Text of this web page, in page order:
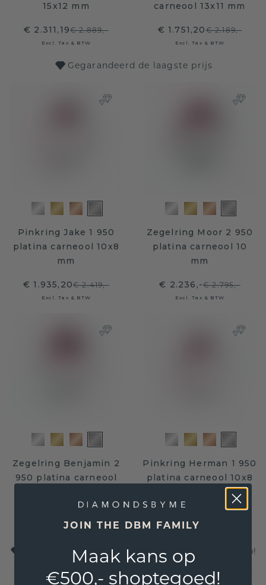
15x12 mm
€ 2.311,19€ 2.889,-
Excl. Tax & BTW
carneool 13x11 mm
€ 1.751,20€ 2.189,-
Excl. Tax & BTW
Gegarandeerd de laagste prijs
Pinkring Jake 1 950
platina carneool 10x8
mm
€ 1.935,20€ 2.419,-
Excl. Tax & BTW
Zegelring Moor 2 950
platina carneool 10
mm
€ 2.236,-€ 2.795,-
Excl. Tax & BTW
Zegelring Benjamin 2
950 platina carneool
Excl. Tax & BTW
Pinkring Herman 1 950
platina carneool 10x8
Excl. Tax & BTW
Wij vervaardigen ook uw eigen, unieke ontwerp!
JOIN THE DBM FAMILY
Maak kans op
€500,- shoptegoed!